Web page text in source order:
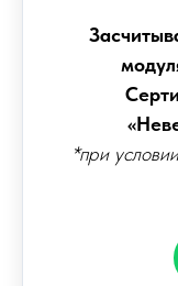
*при